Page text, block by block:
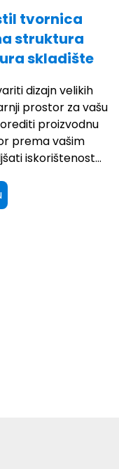
tvornica
struktura
skladište
dizajn velikih
prostor za vašu
proizvodnu
prema vašim
iskorištenost...